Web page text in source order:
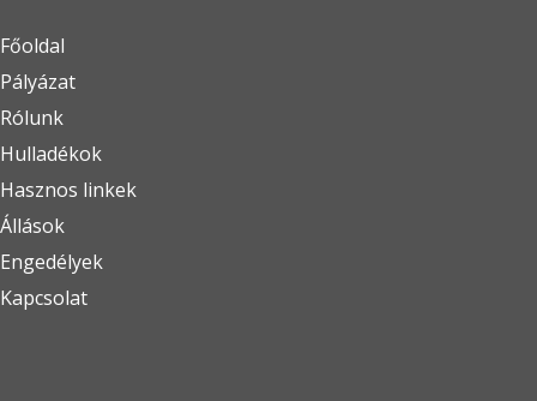
Főoldal
Pályázat
Rólunk
Hulladékok
Hasznos linkek
Állások
Engedélyek
Kapcsolat